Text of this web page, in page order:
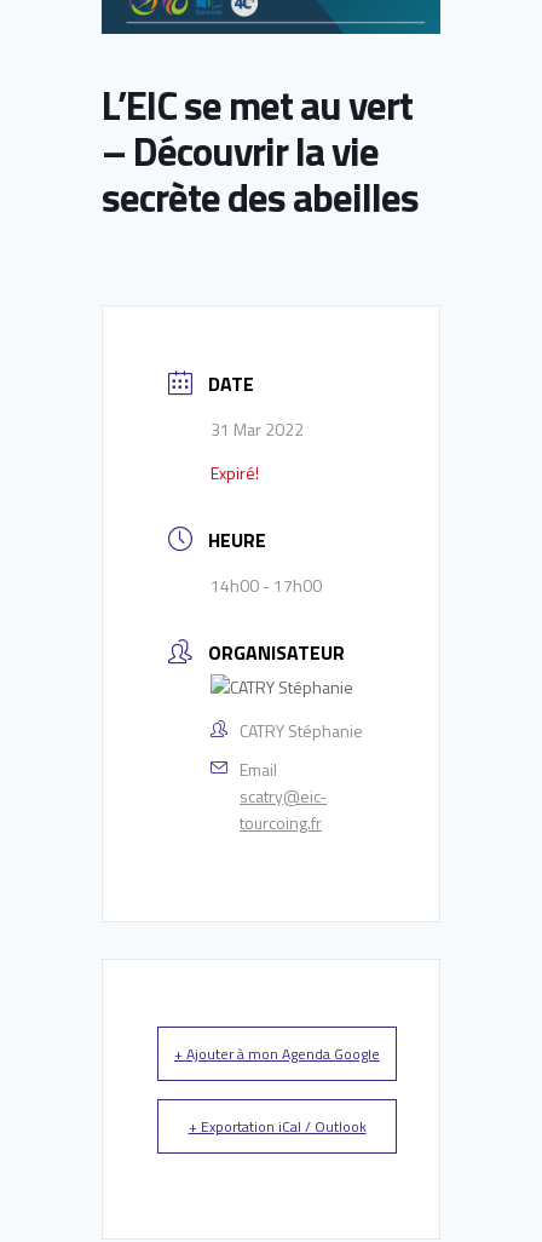
L’EIC se met au vert
– Découvrir la vie
secrète des abeilles
DATE
31 Mar 2022
Expiré!
HEURE
14h00 - 17h00
ORGANISATEUR
CATRY Stéphanie
Email
scatry@eic-
tourcoing.fr
+ Ajouter à mon Agenda Google
+ Exportation iCal / Outlook